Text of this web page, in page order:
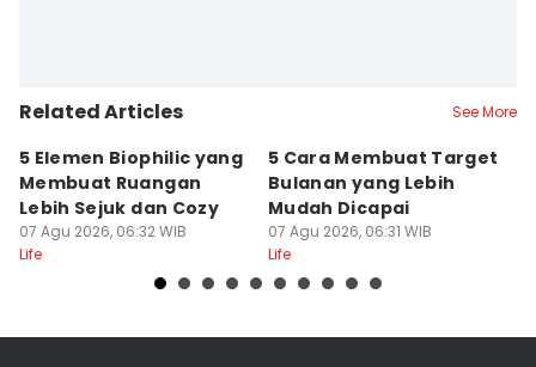
Related Articles See More
5 Elemen Biophilic yang
Membuat Ruangan
Lebih Sejuk dan Cozy
07 Agu 2026, 06:32 WIB
Life
5 Cara Membuat Target
Bulanan yang Lebih
Mudah Dicapai
07 Agu 2026, 06:31 WIB
Life